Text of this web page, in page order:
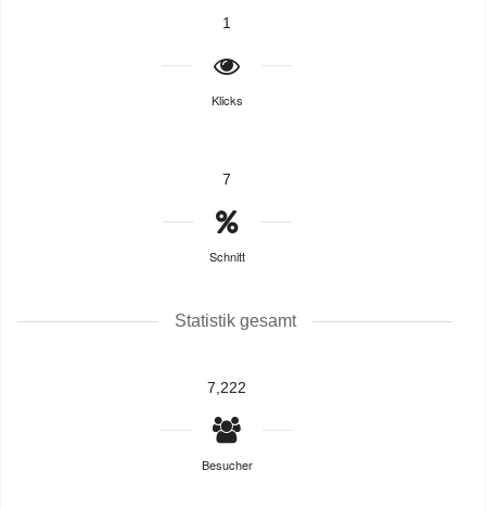
1
Klicks
7
Schnitt
Statistik gesamt
7,222
Besucher